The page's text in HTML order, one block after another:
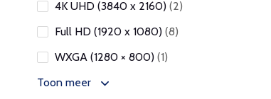
4K UHD (3840 x 2160) (2)
Full HD (1920 x 1080) (8)
WXGA (1280 × 800) (1)
Toon meer